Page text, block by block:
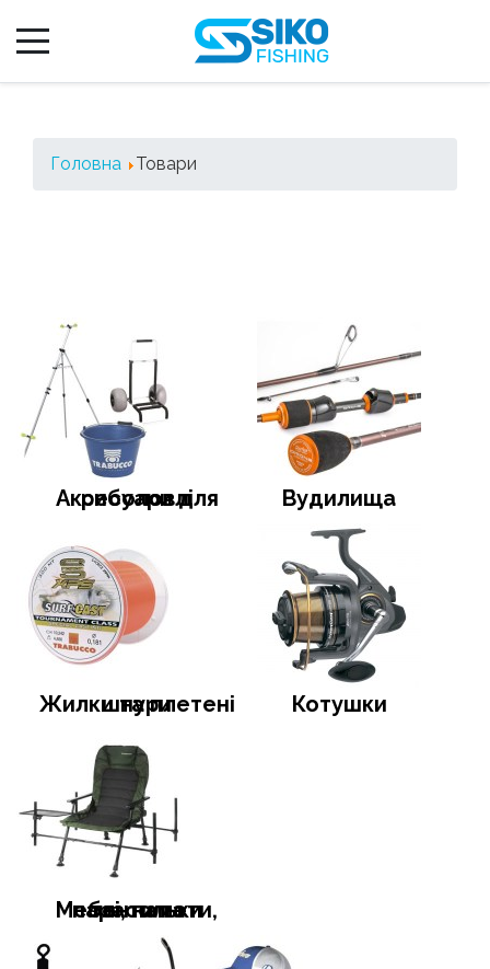
Головна Товари
Аксесуари для риболовлі Вудилища
Жилки та плетені шнури Котушки
Меблі, намети, тенти та парасольки